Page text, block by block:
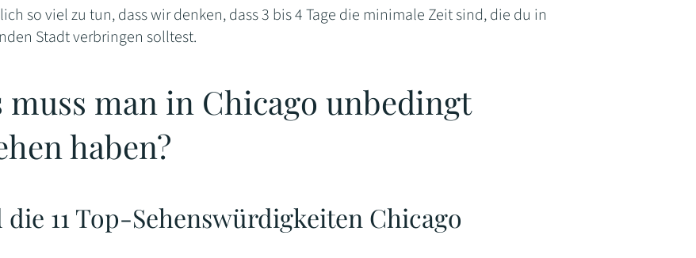
so viel zu tun, dass wir denken, dass 3 bis 4 Tage die minimale Zeit sind, die du in
Stadt verbringen solltest.
muss man in Chicago unbedingt
haben?
die 11 Top-Sehenswürdigkeiten Chicago